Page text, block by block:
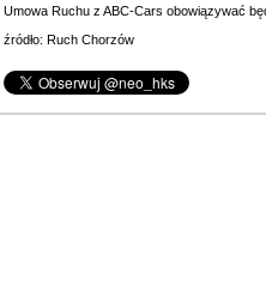
Umowa Ruchu z ABC-Cars obowiązywać
źródło: Ruch Chorzów